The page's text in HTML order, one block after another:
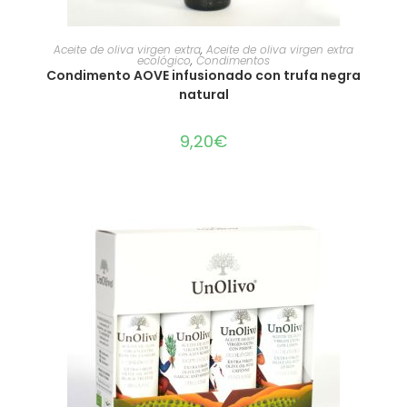
AÑADIR AL CARRITO
Aceite de oliva virgen extra, Aceite de oliva virgen extra
ecológico, Condimentos
Condimento AOVE infusionado con trufa negra
natural
9,20€